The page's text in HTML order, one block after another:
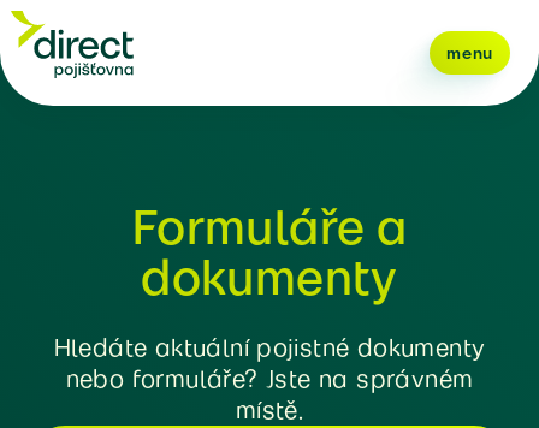
menu
Formuláře a
dokumenty
Hledáte aktuální pojistné dokumenty
nebo formuláře? Jste na správném
místě.